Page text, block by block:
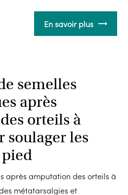
En savoir plus
semelles
après
orteils à
soulager les
après amputation des orteils à
métatarsalgies et